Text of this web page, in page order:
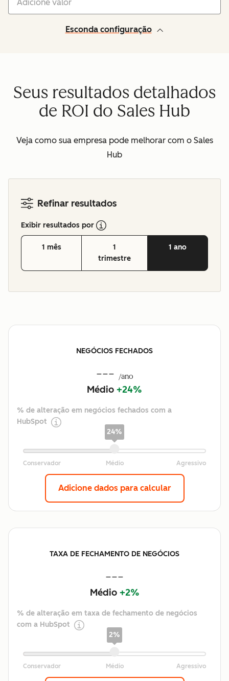
Esconda configuração
Seus resultados detalhados
de ROI do Sales Hub
Veja como sua empresa pode melhorar com o Sales
Hub
Refinar resultados
Exibir resultados por
1 mês
1
trimestre
1 ano
NEGÓCIOS FECHADOS
--- /ano
Médio +24%
% de alteração em negócios fechados com a
HubSpot
24%
Adicione dados para calcular
TAXA DE FECHAMENTO DE NEGÓCIOS
---
Médio +2%
% de alteração em taxa de fechamento de negócios
com a HubSpot
2%